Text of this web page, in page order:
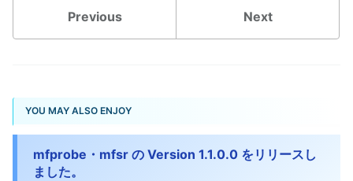
Previous Next
YOU MAY ALSO ENJOY
mfprobe・mfsr の Version 1.1.0.0 をリリースし
ました。